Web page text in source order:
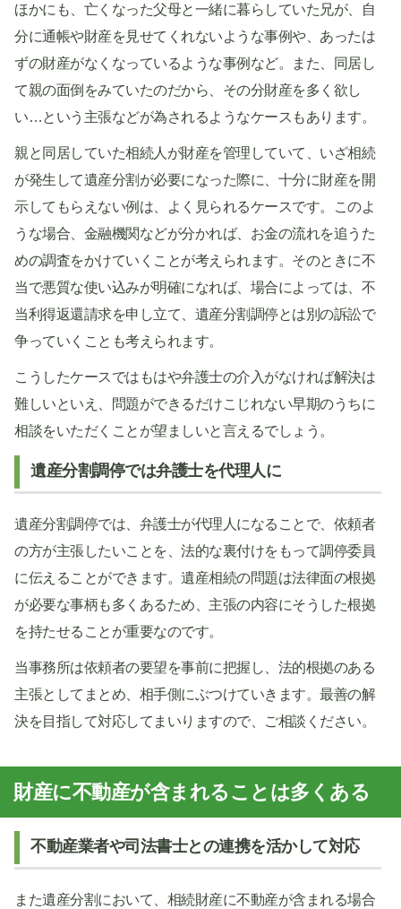
ほかにも、亡くなった父母と一緒に暮らしていた兄が、自
分に通帳や財産を見せてくれないような事例や、あったは
ずの財産がなくなっているような事例など。また、同居し
て親の面倒をみていたのだから、その分財産を多く欲し
い…という主張などが為されるようなケースもあります。
親と同居していた相続人が財産を管理していて、いざ相続
が発生して遺産分割が必要になった際に、十分に財産を開
示してもらえない例は、よく見られるケースです。このよ
うな場合、金融機関などが分かれば、お金の流れを追うた
めの調査をかけていくことが考えられます。そのときに不
当で悪質な使い込みが明確になれば、場合によっては、不
当利得返還請求を申し立て、遺産分割調停とは別の訴訟で
争っていくことも考えられます。
こうしたケースではもはや弁護士の介入がなければ解決は
難しいといえ、問題ができるだけこじれない早期のうちに
相談をいただくことが望ましいと言えるでしょう。
遺産分割調停では弁護士を代理人に
遺産分割調停では、弁護士が代理人になることで、依頼者
の方が主張したいことを、法的な裏付けをもって調停委員
に伝えることができます。遺産相続の問題は法律面の根拠
が必要な事柄も多くあるため、主張の内容にそうした根拠
を持たせることが重要なのです。
当事務所は依頼者の要望を事前に把握し、法的根拠のある
主張としてまとめ、相手側にぶつけていきます。最善の解
決を目指して対応してまいりますので、ご相談ください。
財産に不動産が含まれることは多くある
不動産業者や司法書士との連携を活かして対応
また遺産分割において、相続財産に不動産が含まれる場合